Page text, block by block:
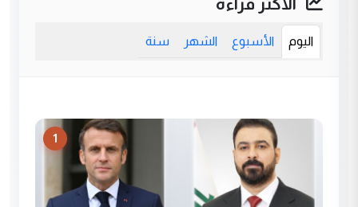
اليوم الأسبوع الشهر سنة
1